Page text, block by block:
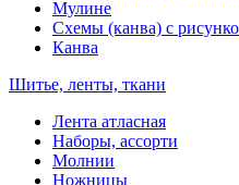
Мулине
Схемы (канва) с
Канва
Шитье, ленты, ткани
Лента атласная
Наборы, ассорти
Молнии
Ножницы